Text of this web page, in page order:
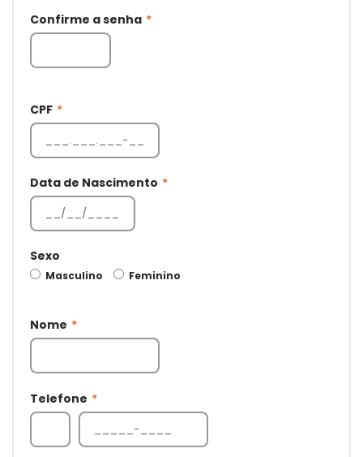
Confirme a senha *
CPF *
Data de Nascimento *
Sexo
Masculino Feminino
Nome *
Telefone *